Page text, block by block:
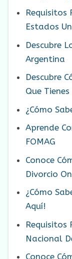
Requisitos
Estados
Descubre
Argentina
Descubre
Que Tienes
¿Cómo
Aprende
FOMAG
Conoce
Divorcio
¿Cómo
Aquí!
Requisitos
Nacional
Conoce